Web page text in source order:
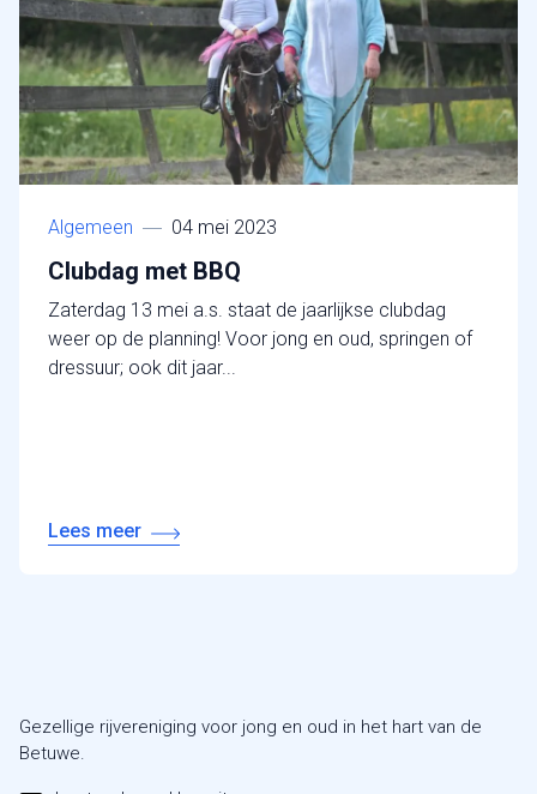
Algemeen 04 mei 2023
Clubdag met BBQ
Zaterdag 13 mei a.s. staat de jaarlijkse clubdag
weer op de planning! Voor jong en oud, springen of
dressuur; ook dit jaar...
Lees meer
Gezellige rijvereniging voor jong en oud in het hart van de
Betuwe.